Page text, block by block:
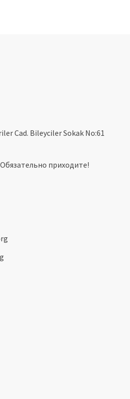
Cad. Bileyciler Sokak No:61
приходите!